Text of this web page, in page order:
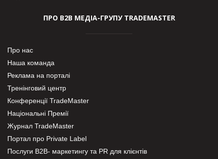
ПРО В2В МЕДІА-ГРУПУ TRADEMASTER
Про нас
Наша команда
Реклама на порталі
Тренінговий центр
Конференції TradeMaster
Національні Премії
Журнал TradeMaster
Портал про Private Label
Послуги В2В- маркетингу та PR для клієнтів